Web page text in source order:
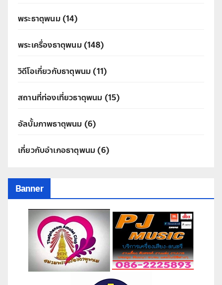
พระธาตุพนม(14)
พระเครื่องธาตุพนม(148)
วิดีโอเกี่ยวกับธาตุพนม (11)
สถานที่ท่องเที่ยวธาตุพนม (15)
อัลบั้มภาพธาตุพนม (6)
เกี่ยวกับอำเภอธาตุพนม (6)
Banner